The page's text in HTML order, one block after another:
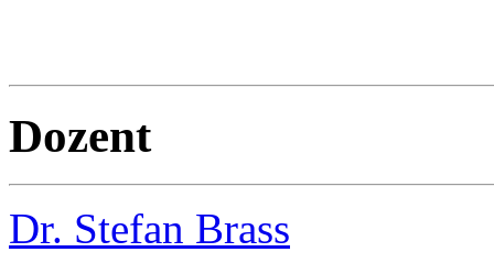
Dozent
Dr. Stefan Brass